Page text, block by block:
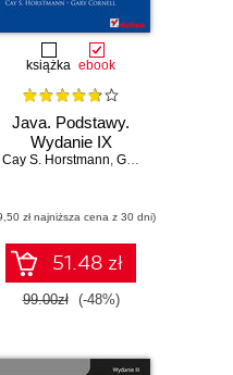
książka ebook
Java. Podstawy.
Wydanie IX
Cay S. Horstmann, Gary Cornell
zł najniższa cena z 30 dni)
51.48 zł
99.00zł (-48%)